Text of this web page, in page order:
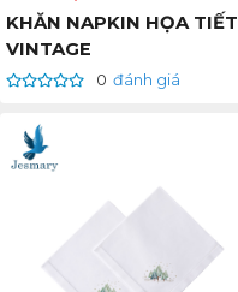
KHĂN NAPKIN HỌA TIẾT
VINTAGE
0 đánh giá